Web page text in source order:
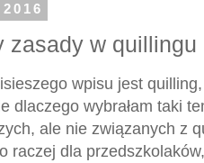
zasady w
wpisu jest
dlaczego wybrałam taki
ale nie związanych z
raczej dla